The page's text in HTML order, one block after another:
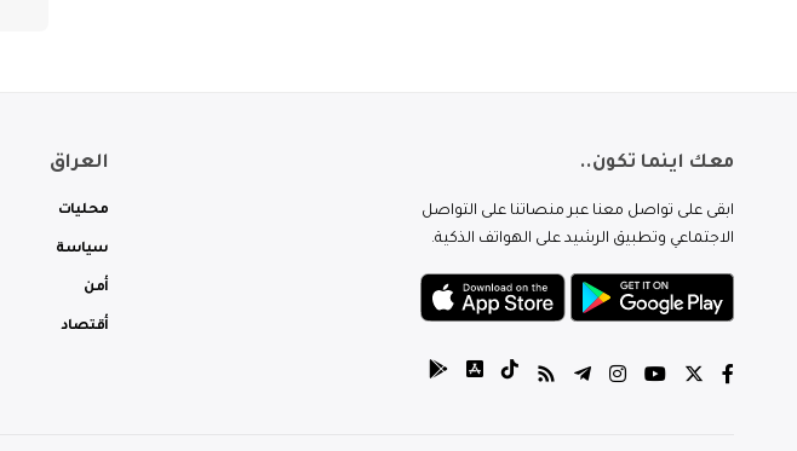
معك اينما تكون..
ابقى على تواصل معنا عبر منصاتنا على التواصل
الاجتماعي وتطبيق الرشيد على الهواتف الذكية.
العراق
محليات
سياسة
أمن
أقتصاد